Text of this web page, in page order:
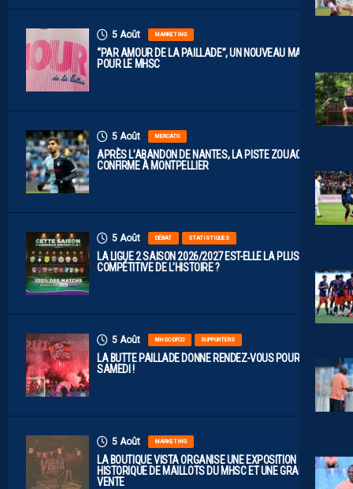
5 Août MARKETING
“PAR AMOUR DE LA PAILLADE”, UN NOUVEAU MAILLOT
POUR LE MHSC
5 Août MERCATO
APRÈS L’ABANDON DE NANTES, LA PISTE ZOUAOUI SE
CONFIRME À MONTPELLIER
5 Août DÉBAT STATISTIQUES
LA LIGUE 2 SAISON 2026/2027 EST-ELLE LA PLUS
COMPÉTITIVE DE L’HISTOIRE ?
5 Août MHSC-DFCO SUPPORTERS
LA BUTTE PAILLADE DONNE RENDEZ-VOUS POUR
SAMEDI !
5 Août MARKETING
LA BOUTIQUE VISTA ORGANISE UNE EXPOSITION
HISTORIQUE DE MAILLOTS DU MHSC ET UNE GRANDE
VENTE